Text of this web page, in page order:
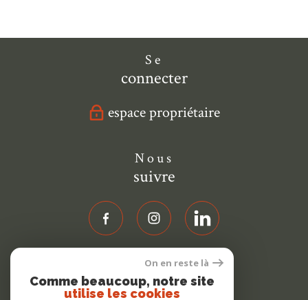
Se
connecter
espace propriétaire
Nous
suivre
Nous
adhérons
On en reste là
Comme beaucoup, notre site
utilise les cookies